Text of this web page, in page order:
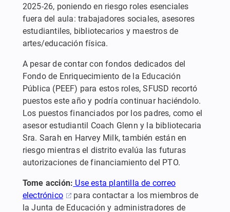
2025-26, poniendo en riesgo roles esenciales
fuera del aula: trabajadores sociales, asesores
estudiantiles, bibliotecarios y maestros de
artes/educación física.
A pesar de contar con fondos dedicados del
Fondo de Enriquecimiento de la Educación
Pública (PEEF) para estos roles, SFUSD recortó
puestos este año y podría continuar haciéndolo.
Los puestos financiados por los padres, como el
asesor estudiantil Coach Glenn y la bibliotecaria
Sra. Sarah en Harvey Milk, también están en
riesgo mientras el distrito evalúa las futuras
autorizaciones de financiamiento del PTO.
Tome acción: Use esta plantilla de correo
electrónico
para contactar a los miembros de
la Junta de Educación y administradores de